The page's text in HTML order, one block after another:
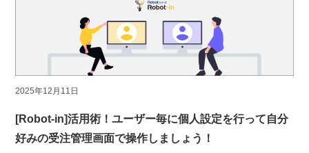
2025年12月11日
[Robot-in]活用術！ユーザー毎に個人設定を行って自分
好みの受注管理画面で操作しましょう！